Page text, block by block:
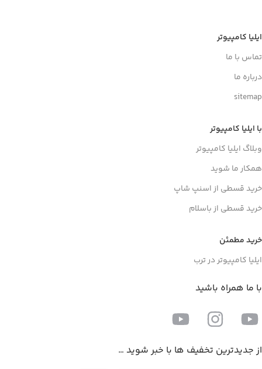
ایلیا کامپیوتر
تماس با ما
درباره ما
sitemap
با ایلیا کامپیوتر
وبلاگ ایلیا کامپیوتر
همکار ما شوید
خرید قسطی از اسنپ شاپ
خرید قسطی از باسلام
خرید مطمئن
ایلیا کامپیوتر در ترب
با ما همراه باشید
از جدیدترین تخفیف ها با خبر شوید …